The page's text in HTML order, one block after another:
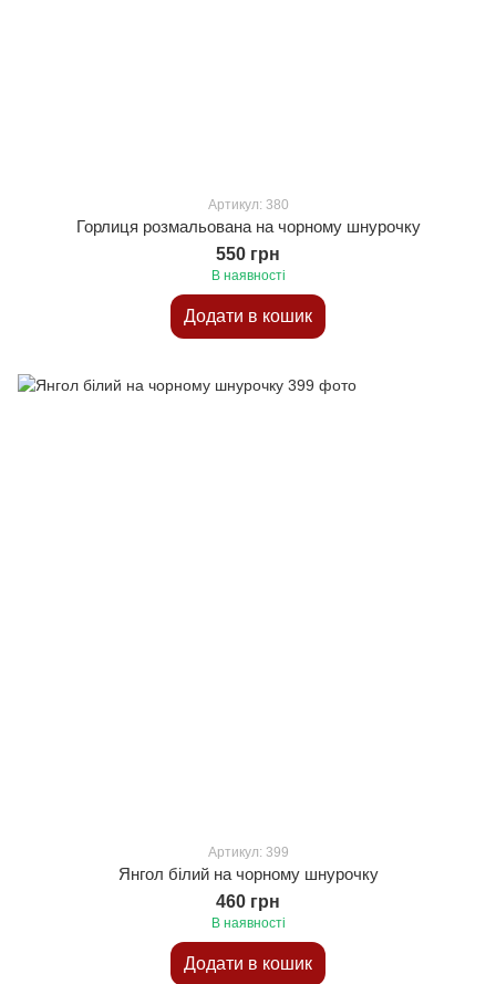
Артикул: 380
Горлиця розмальована на чорному шнурочку
550 грн
В наявності
Додати в кошик
Артикул: 399
Янгол білий на чорному шнурочку
460 грн
В наявності
Додати в кошик